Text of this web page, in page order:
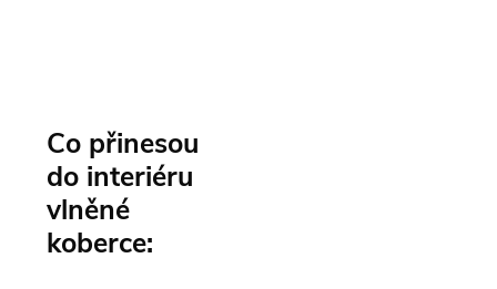
Co přinesou
do interiéru
vlněné
koberce: